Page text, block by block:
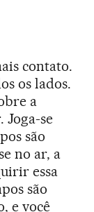
contato.
os lados.
a
Joga-se
são
no ar, a
essa
são
e você